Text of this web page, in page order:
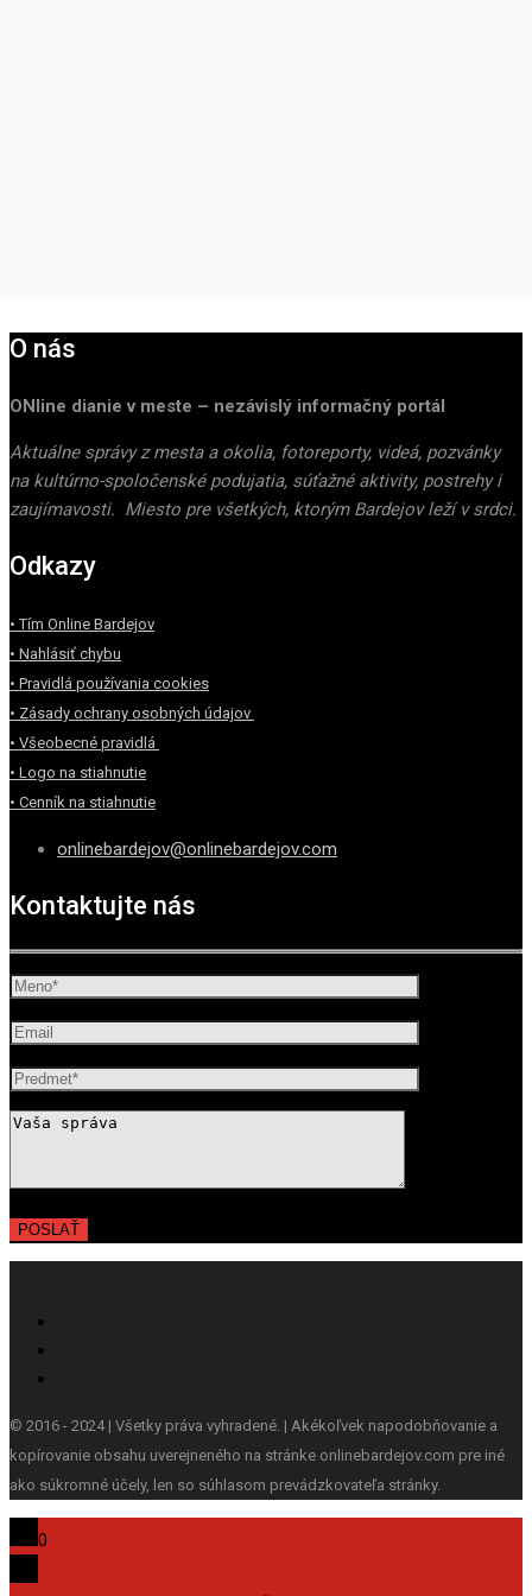
O nás
ONline dianie v meste – nezávislý informačný portál
Aktuálne správy z mesta a okolia, fotoreporty, videá, pozvánky
na kultúrno-spoločenské podujatia, súťažné aktivity, postrehy i
zaujímavosti. Miesto pre všetkých, ktorým Bardejov leží v srdci.
Odkazy
• Tím Online Bardejov
• Nahlásiť chybu
• Pravidlá používania cookies
• Zásady ochrany osobných údajov
• Všeobecné pravidlá
• Logo na stiahnutie
• Cenník na stiahnutie
onlinebardejov@onlinebardejov.com
Kontaktujte nás
© 2016 - 2024 | Všetky práva vyhradené. | Akékoľvek napodobňovanie a
kopírovanie obsahu uverejneného na stránke onlinebardejov.com pre iné
ako súkromné účely, len so súhlasom prevádzkovateľa stránky.
0